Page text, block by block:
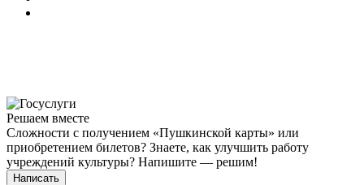
Решаем вместе
Сложности с получением «Пушкинской карты» или
приобретением билетов? Знаете, как улучшить работу
учреждений культуры? Напишите — решим!
Написать